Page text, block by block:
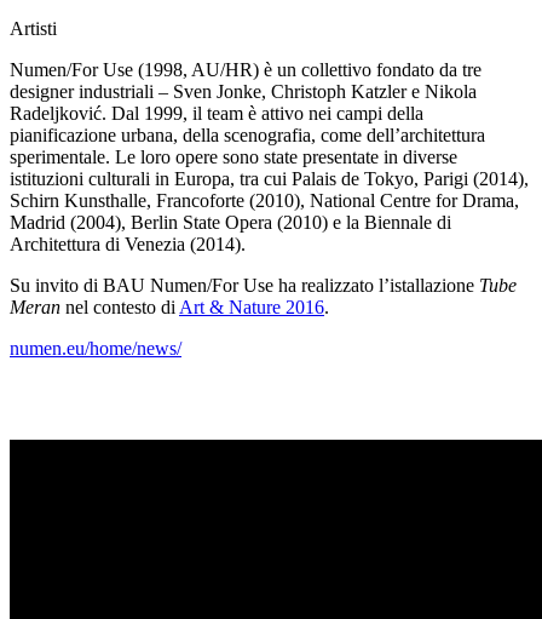
Artisti
Numen/For Use (1998, AU/HR) è un collettivo fondato da tre
designer industriali – Sven Jonke, Christoph Katzler e Nikola
Radeljković. Dal 1999, il team è attivo nei campi della
pianificazione urbana, della scenografia, come dell’architettura
sperimentale. Le loro opere sono state presentate in diverse
istituzioni culturali in Europa, tra cui Palais de Tokyo, Parigi (2014),
Schirn Kunsthalle, Francoforte (2010), National Centre for Drama,
Madrid (2004), Berlin State Opera (2010) e la Biennale di
Architettura di Venezia (2014).
Su invito di BAU Numen/For Use ha realizzato l’istallazione Tube
Meran nel contesto di Art & Nature 2016.
numen.eu/home/news/